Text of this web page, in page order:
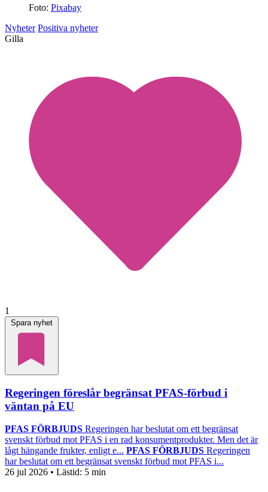
Foto: Pixabay
Nyheter Positiva nyheter
Gilla
1
Spara nyhet
Regeringen föreslår begränsat PFAS-förbud i
väntan på EU
PFAS FÖRBJUDS Regeringen har beslutat om ett begränsat
svenskt förbud mot PFAS i en rad konsumentprodukter. Men det är
lågt hängande frukter, enligt e... PFAS FÖRBJUDS Regeringen
har beslutat om ett begränsat svenskt förbud mot PFAS i...
26 jul 2026 • Lästid: 5 min